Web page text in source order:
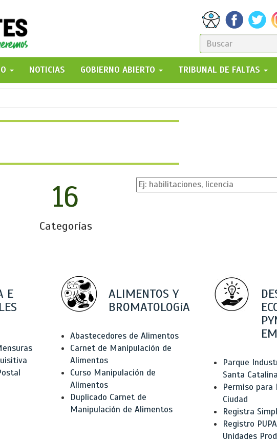
DE
GO!
NOTICIAS GOBIERNO ABIERTO TRIBUNAL DE FALTAS
16
Categorías
E
ALIMENTOS Y
BROMATOLOGíA
Abastecedores de Alimentos
Carnet de Manipulación de
Alimentos
Curso Manipulación de
Alimentos
Duplicado Carnet de
Manipulación de Alimentos
Parque
Santa Catalina
Permiso para
Ciudad
Registra
Registro
Unidades